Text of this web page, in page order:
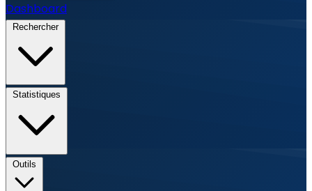
Dashboard
Rechercher
Statistiques
Outils